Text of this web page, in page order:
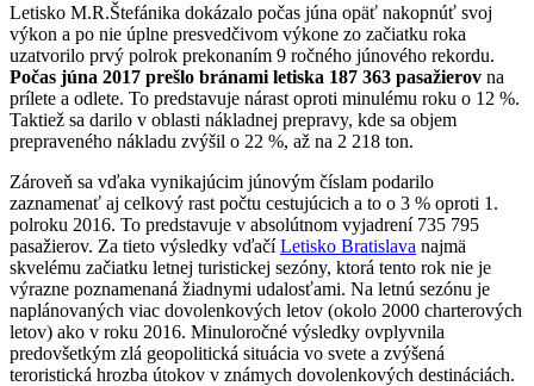
Letisko M.R.Štefánika dokázalo počas júna opäť nakopnúť svoj
výkon a po nie úplne presvedčivom výkone zo začiatku roka
uzatvorilo prvý polrok prekonaním 9 ročného júnového rekordu.
Počas júna 2017 prešlo bránami letiska 187 363 pasažierov na
prílete a odlete. To predstavuje nárast oproti minulému roku o 12 %.
Taktiež sa darilo v oblasti nákladnej prepravy, kde sa objem
prepraveného nákladu zvýšil o 22 %, až na 2 218 ton.
Zároveň sa vďaka vynikajúcim júnovým číslam podarilo
zaznamenať aj celkový rast počtu cestujúcich a to o 3 % oproti 1.
polroku 2016. To predstavuje v absolútnom vyjadrení 735 795
pasažierov. Za tieto výsledky vďačíLetisko Bratislava najmä
skvelému začiatku letnej turistickej sezóny, ktorá tento rok nie je
výrazne poznamenaná žiadnymi udalosťami. Na letnú sezónu je
naplánovaných viac dovolenkových letov (okolo 2000 charterových
letov) ako v roku 2016. Minuloročné výsledky ovplyvnila
predovšetkým zlá geopolitická situácia vo svete a zvýšená
teroristická hrozba útokov v známych dovolenkových destináciách.